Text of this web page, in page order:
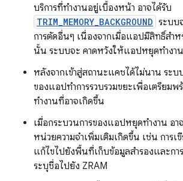
บริการที่ทำงานอยู่เบื้องหน้า อาจได้รับ
TRIM_MEMORY_BACKGROUND ระบบ
การตัดอื่นๆ เนื่องจากเมื่อแอปมีสิทธิ์สำ
นั้น ระบบจะ คาดหวังให้แอปหยุดทำงาน
หลังจากเข้าสู่สถานะแคชได้ไม่นาน ระ
ของแอปทำการรวบรวมขยะเพื่อเตรียมพ
ทำงานที่อาจเกิดขึ้น
เมื่อกระบวนการของแอปหยุดทำงาน อ
หน่วยความจำเพิ่มเติมเกิดขึ้น เช่น การเ
แก้ไขไปยังพื้นที่เก็บข้อมูลสำรองและก
ระบุชื่อไปยัง ZRAM